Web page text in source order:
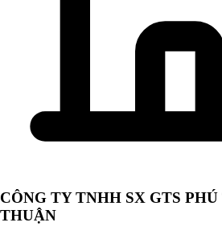
CÔNG TY TNHH SX GTS
THUẬN